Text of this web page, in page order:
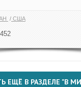
США
452
ЕЩЁ В РАЗДЕЛЕ "В